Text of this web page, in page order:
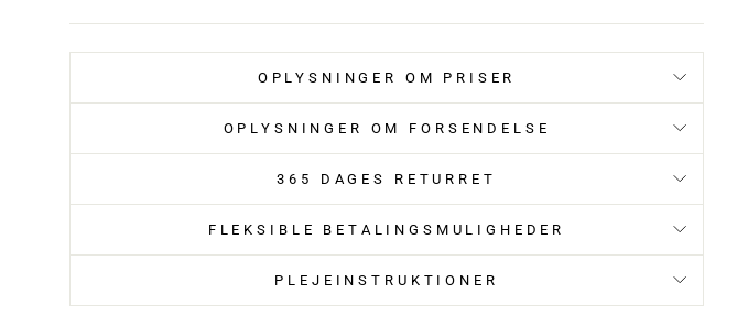
OPLYSNINGER OM PRISER
OPLYSNINGER OM FORSENDELSE
365 DAGES RETURRET
FLEKSIBLE BETALINGSMULIGHEDER
PLEJEINSTRUKTIONER